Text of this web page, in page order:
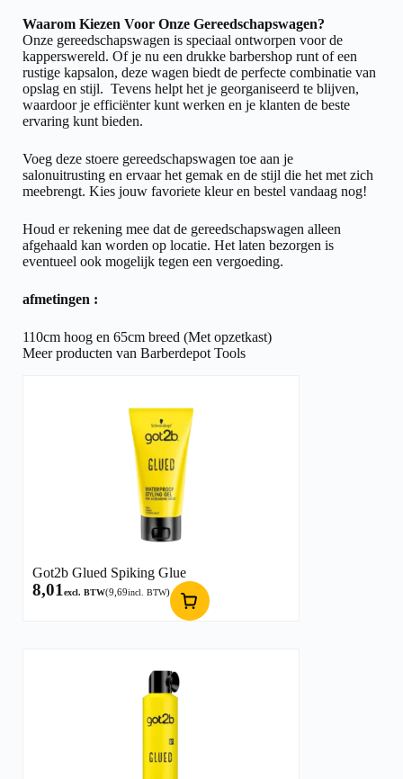
Waarom Kiezen Voor Onze Gereedschapswagen?
Onze gereedschapswagen is speciaal ontworpen voor de
kapperswereld. Of je nu een drukke barbershop runt of een
rustige kapsalon, deze wagen biedt de perfecte combinatie van
opslag en stijl. Tevens helpt het je georganiseerd te blijven,
waardoor je efficiënter kunt werken en je klanten de beste
ervaring kunt bieden.
Voeg deze stoere gereedschapswagen toe aan je
salonuitrusting en ervaar het gemak en de stijl die het met zich
meebrengt. Kies jouw favoriete kleuren bestel vandaag nog!
Houd er rekening mee dat de gereedschapswagen alleen
afgehaald kan worden op locatie. Het laten bezorgen is
eventueel ook mogelijk tegen een vergoeding.
afmetingen :
110cm hoog en 65cm breed (Met opzetkast)
Meer producten van Barberdepot Tools
Got2b Glued Spiking Glue
8,01 excl. BTW(9,69incl. BTW)